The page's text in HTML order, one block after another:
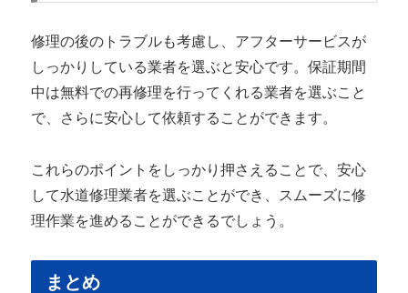
修理の後のトラブルも考慮し、アフターサービスが
しっかりしている業者を選ぶと安心です。保証期間
中は無料での再修理を行ってくれる業者を選ぶこと
で、さらに安心して依頼することができます。
これらのポイントをしっかり押さえることで、安心
して水道修理業者を選ぶことができ、スムーズに修
理作業を進めることができるでしょう。
まとめ